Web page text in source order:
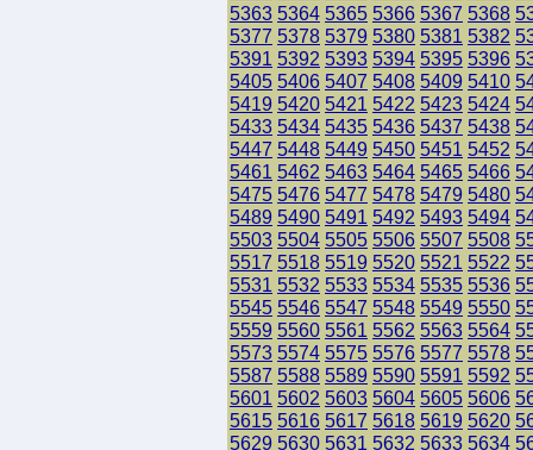
5363 5364 5365 5366 5367 5368
5377 5378 5379 5380 5381 5382
5391 5392 5393 5394 5395 5396
5405 5406 5407 5408 5409 5410
5419 5420 5421 5422 5423 5424
5433 5434 5435 5436 5437 5438
5447 5448 5449 5450 5451 5452
5461 5462 5463 5464 5465 5466
5475 5476 5477 5478 5479 5480
5489 5490 5491 5492 5493 5494
5503 5504 5505 5506 5507 5508
5517 5518 5519 5520 5521 5522
5531 5532 5533 5534 5535 5536
5545 5546 5547 5548 5549 5550
5559 5560 5561 5562 5563 5564
5573 5574 5575 5576 5577 5578
5587 5588 5589 5590 5591 5592
5601 5602 5603 5604 5605 5606
5615 5616 5617 5618 5619 5620
5629 5630 5631 5632 5633 5634